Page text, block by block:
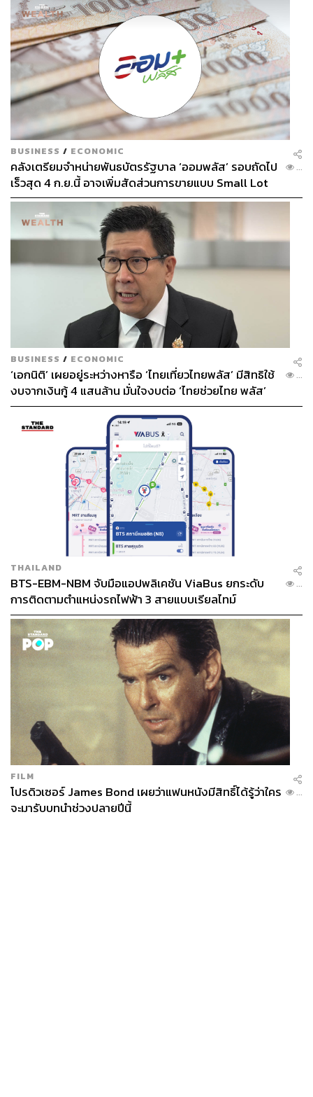
BUSINESS / ECONOMIC
คลังเตรียมจำหน่ายพันธบัตรรัฐบาล ‘ออมพลัส’ รอบถัดไป
เร็วสุด 4 ก.ย.นี้ อาจเพิ่มสัดส่วนการขายแบบ Small Lot
First มากขึ้น
...
BUSINESS / ECONOMIC
‘เอกนิติ’ เผยอยู่ระหว่างหารือ ‘ไทยเที่ยวไทยพลัส’ มีสิทธิใช้
งบจากเงินกู้ 4 แสนล้าน มั่นใจงบต่อ ‘ไทยช่วยไทย พลัส’
เฟส 2 มีเพียงพอ
...
THAILAND
BTS-EBM-NBM จับมือแอปพลิเคชัน ViaBus ยกระดับ
การติดตามตำแหน่งรถไฟฟ้า 3 สายแบบเรียลไทม์
...
FILM
โปรดิวเซอร์ James Bond เผยว่าแฟนหนังมีสิทธิ์ได้รู้ว่าใคร
จะมารับบทนำช่วงปลายปีนี้
...